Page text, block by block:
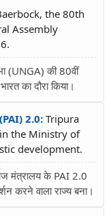
the 80th
Assembly
(UNGA) की 80वीं
का दौरा किया।
2.0: Tripura
the Ministry of
development.
मंत्रालय के PAI 2.0
करने वाला राज्य बना।